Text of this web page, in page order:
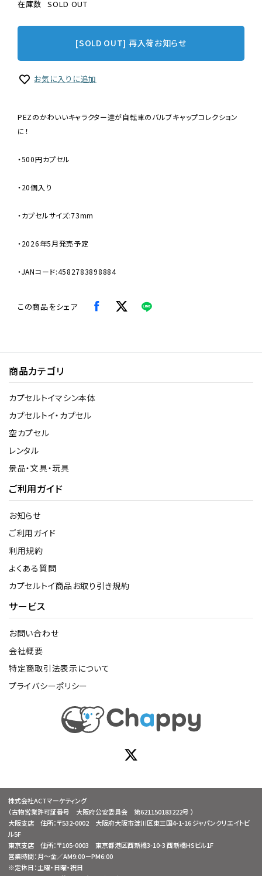
在庫数 SOLD OUT
[SOLD OUT] 再入荷お知らせ
お気に入りに追加
PEZのかわいいキャラクター達が自転車のバルブキャップコレクション
に！
・500円カプセル
・20個入り
・カプセルサイズ:73mm
・2026年5月発売予定
・JANコード:4582783898884
この商品をシェア
商品カテゴリ
カプセルトイマシン本体
カプセルトイ・カプセル
空カプセル
レンタル
景品・文具・玩具
ご利用ガイド
お知らせ
ご利用ガイド
利用規約
よくある質問
カプセルトイ商品お取り引き規約
サービス
お問い合わせ
会社概要
特定商取引法表示について
プライバシーポリシー
株式会社ACTマーケティング
（古物営業許可証番号 大阪府公安委員会 第621150183222号 ）
大阪支店 住所：〒532-0002 大阪府大阪市淀川区東三国4-1-16 ジャパンクリエイトビ
ル5F
東京支店 住所：〒105-0003 東京都港区西新橋3-10-3 西新橋HSビル1F
営業時間：月～金／AM9:00－PM6:00
※定休日：土曜・日曜・祝日